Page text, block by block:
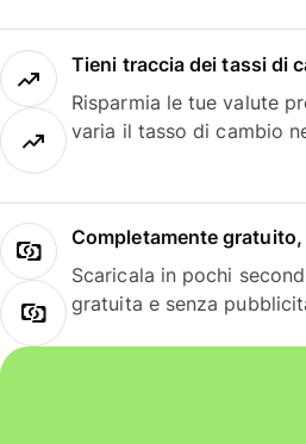
Tieni traccia dei tassi di
Risparmia le tue valute
varia il tasso di cambio
Completamente
Scaricala in pochi
gratuita e senza